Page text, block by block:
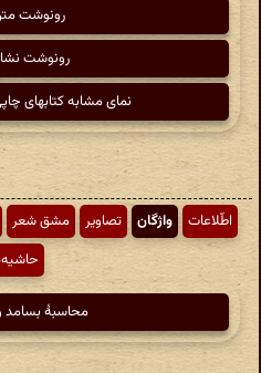
رونوشت
رونوشت
نمای مشابه کتابهای
اطّلاعات واژگان تصاویر مشق شعر
محاسبهٔ بسامد